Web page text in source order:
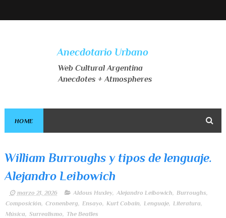
Anecdotario Urbano
Web Cultural Argentina
Anecdotes + Atmospheres
HOME
William Burroughs y tipos de lenguaje.
Alejandro Leibowich
marzo 21, 2026 Aldous Huxley, Alejandro Leibowich, Burroughs,
Composición, Cronenberg, Ensayo, Kurt Cobain, Lenguaje, Literatura,
Música, Surrealismo, The Beatles